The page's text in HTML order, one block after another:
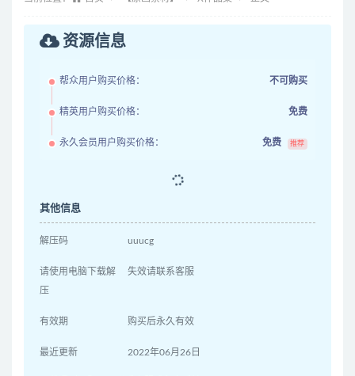
资源信息
帮众用户购买价格： 不可购买
精英用户购买价格： 免费
永久会员用户购买价格： 免费 推荐
其他信息
解压码 uuucg
请使用电脑下载解
压
失效请联系客服
有效期 购买后永久有效
最近更新 2022年06月26日